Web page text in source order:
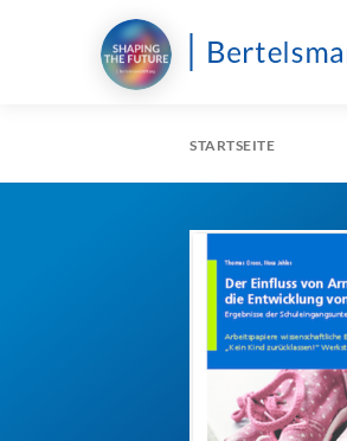
STARTSEITE